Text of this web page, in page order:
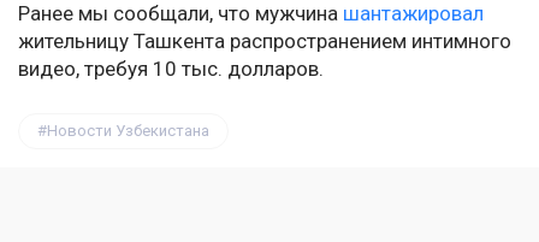
Ранее мы сообщали, что мужчина шантажировал
жительницу Ташкента распространением интимного
видео, требуя 10 тыс. долларов.
Новости Узбекистана